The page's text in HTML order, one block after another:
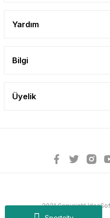
Yardım
Bilgi
Üyelik
2021 Copyright